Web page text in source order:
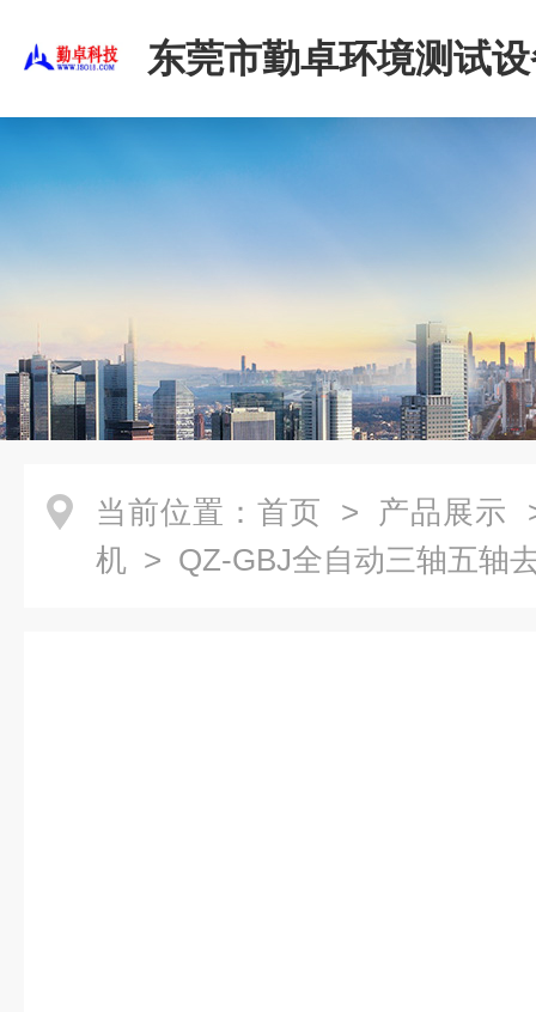
东莞市勤卓环境测试
公司
当前位置： 首页 > 产品展示
机 > QZ-GBJ全自动三轴五轴